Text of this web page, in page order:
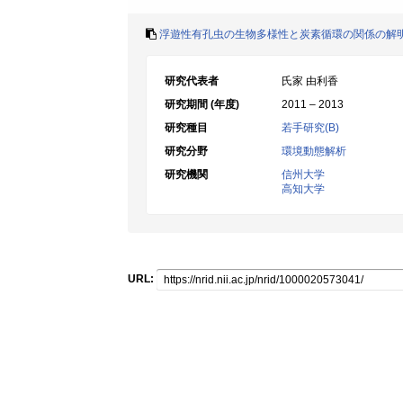
浮遊性有孔虫の生物多様性と炭素循環の関係の解
研究代表者
氏家 由利香
研究期間 (年度)
2011 – 2013
研究種目
若手研究(B)
研究分野
環境動態解析
研究機関
信州大学
高知大学
URL: